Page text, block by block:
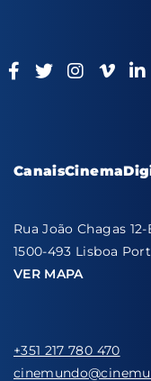
CanaisCinema
Rua João Chagas
1500-493 Lisboa
VER MAPA
+351 217 780 470